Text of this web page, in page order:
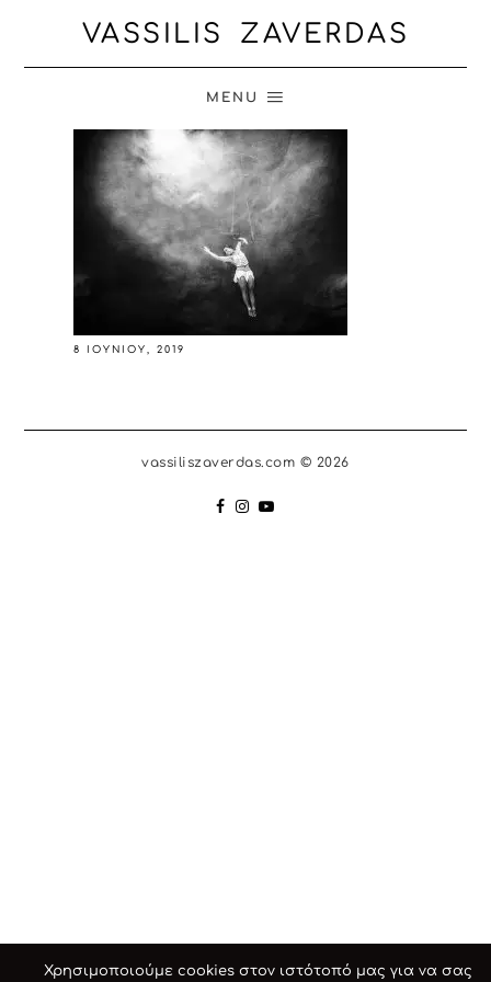
VASSILIS ZAVERDAS
MENU
8 ΙΟΥΝΊΟΥ, 2019
vassiliszaverdas.com © 2026
Χρησιμοποιούμε cookies στον ιστότοπό μας για να σας